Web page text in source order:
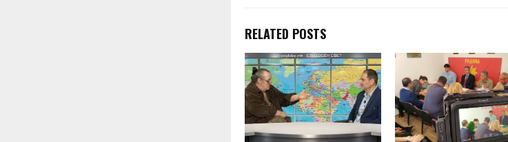
RELATED POSTS